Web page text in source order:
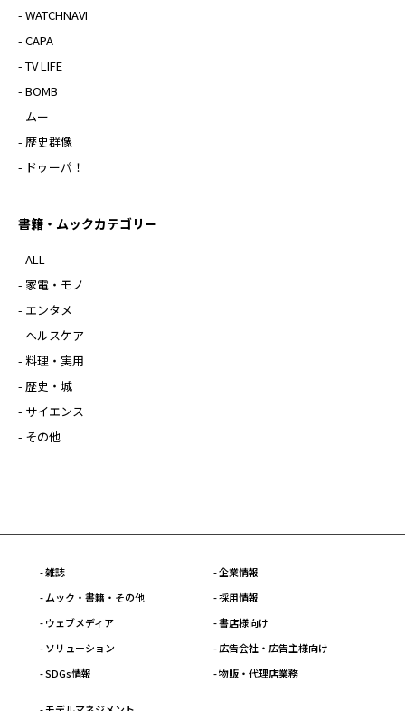
- WATCHNAVI
- CAPA
- TV LIFE
- BOMB
- ムー
- 歴史群像
- ドゥーパ！
書籍・ムックカテゴリー
- ALL
- 家電・モノ
- エンタメ
- ヘルスケア
- 料理・実用
- 歴史・城
- サイエンス
- その他
- 雑誌
- ムック・書籍・その他
- ウェブメディア
- ソリューション
- SDGs情報
- 企業情報
- 採用情報
- 書店様向け
- 広告会社・広告主様向け
- 物販・代理店業務